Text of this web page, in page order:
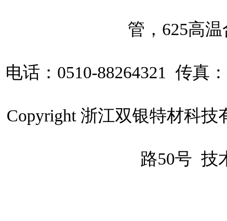
管 ， 625高
电话：0510-88264321 传真
Copyright 浙江双银特材科
路50号 技